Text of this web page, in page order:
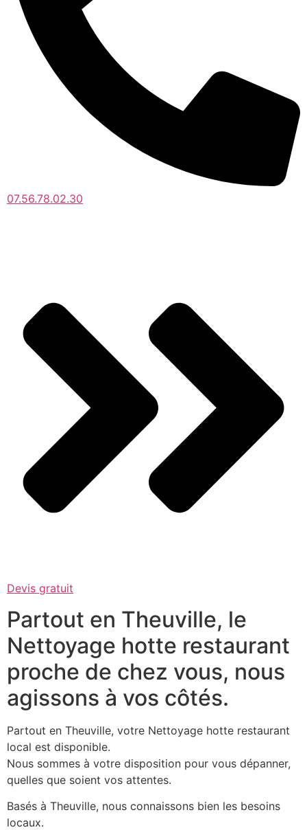
07.56.78.02.30
Devis gratuit
Partout en Theuville, le
Nettoyage hotte restaurant
proche de chez vous, nous
agissons à vos côtés.
Partout en Theuville, votre Nettoyage hotte restaurant
local est disponible.
Nous sommes à votre disposition pour vous dépanner,
quelles que soient vos attentes.
Basés à Theuville, nous connaissons bien les besoins
locaux.